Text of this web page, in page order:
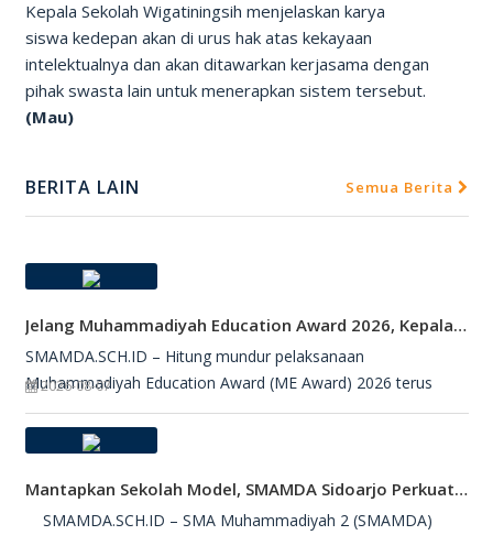
Kepala Sekolah Wigatiningsih menjelaskan karya
siswa kedepan akan di urus hak atas kekayaan
intelektualnya dan akan ditawarkan kerjasama dengan
pihak swasta lain untuk menerapkan sistem tersebut.
(Mau)
BERITA LAIN Semua Berita
Jelang Muhammadiyah Education Award 2026, Kepala SMAMDA Sidoarjo Suntik Semangat Kontingen
SMAMDA.SCH.ID – Hitung mundur pelaksanaan
Muhammadiyah Education Award (ME Award) 2026 terus
2026-08-07
Mantapkan Sekolah Model, SMAMDA Sidoarjo Perkuat Pembelajaran Mendalam Dan KKA
SMAMDA.SCH.ID – SMA Muhammadiyah 2 (SMAMDA)